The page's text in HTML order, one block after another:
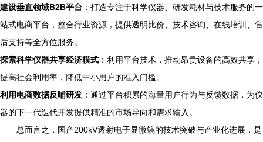
建设垂直领域B2B平台 ：打造专注于科学仪器、研发耗材与技术服务的一
站式电商平台，整合行业资源，提供透明比价、技术咨询、在线培训、售
后支持等全方位服务。
探索科学仪器共享经济模式 ：利用平台技术，推动昂贵设备的高效共享，
提高社会利用率，降低中小用户的准入门槛。
利用电商数据反哺研发 ：通过平台积累的海量用户行为与反馈数据，为仪
器的下一代迭代开发提供精准的市场导向和需求输入。
总而言之，国产200kV透射电子显微镜的技术突破与产业化进展，是